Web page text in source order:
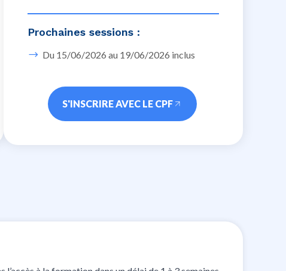
Prochaines sessions :
Du 15/06/2026 au 19/06/2026 inclus
S'INSCRIRE AVEC LE CPF